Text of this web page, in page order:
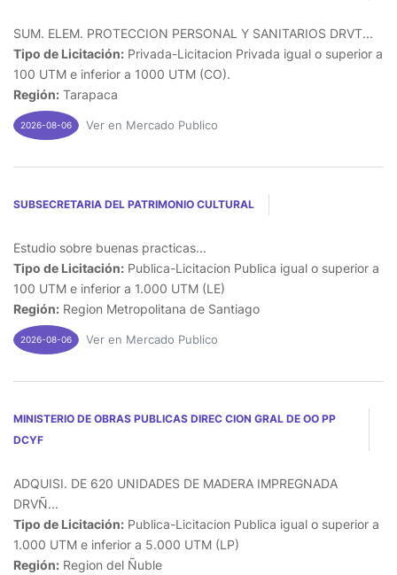
SUM. ELEM. PROTECCION PERSONAL Y SANITARIOS DRVT...
Tipo de Licitación: Privada-Licitacion Privada igual o superior a
100 UTM e inferior a 1000 UTM (CO).
Región: Tarapaca
2026-08-06 Ver en Mercado Publico
SUBSECRETARIA DEL PATRIMONIO CULTURAL
Estudio sobre buenas practicas...
Tipo de Licitación: Publica-Licitacion Publica igual o superior a
100 UTM e inferior a 1.000 UTM (LE)
Región: Region Metropolitana de Santiago
2026-08-06 Ver en Mercado Publico
MINISTERIO DE OBRAS PUBLICAS DIREC CION GRAL DE OO PP
DCYF
ADQUISI. DE 620 UNIDADES DE MADERA IMPREGNADA
DRVÑ...
Tipo de Licitación: Publica-Licitacion Publica igual o superior a
1.000 UTM e inferior a 5.000 UTM (LP)
Región: Region del Ñuble